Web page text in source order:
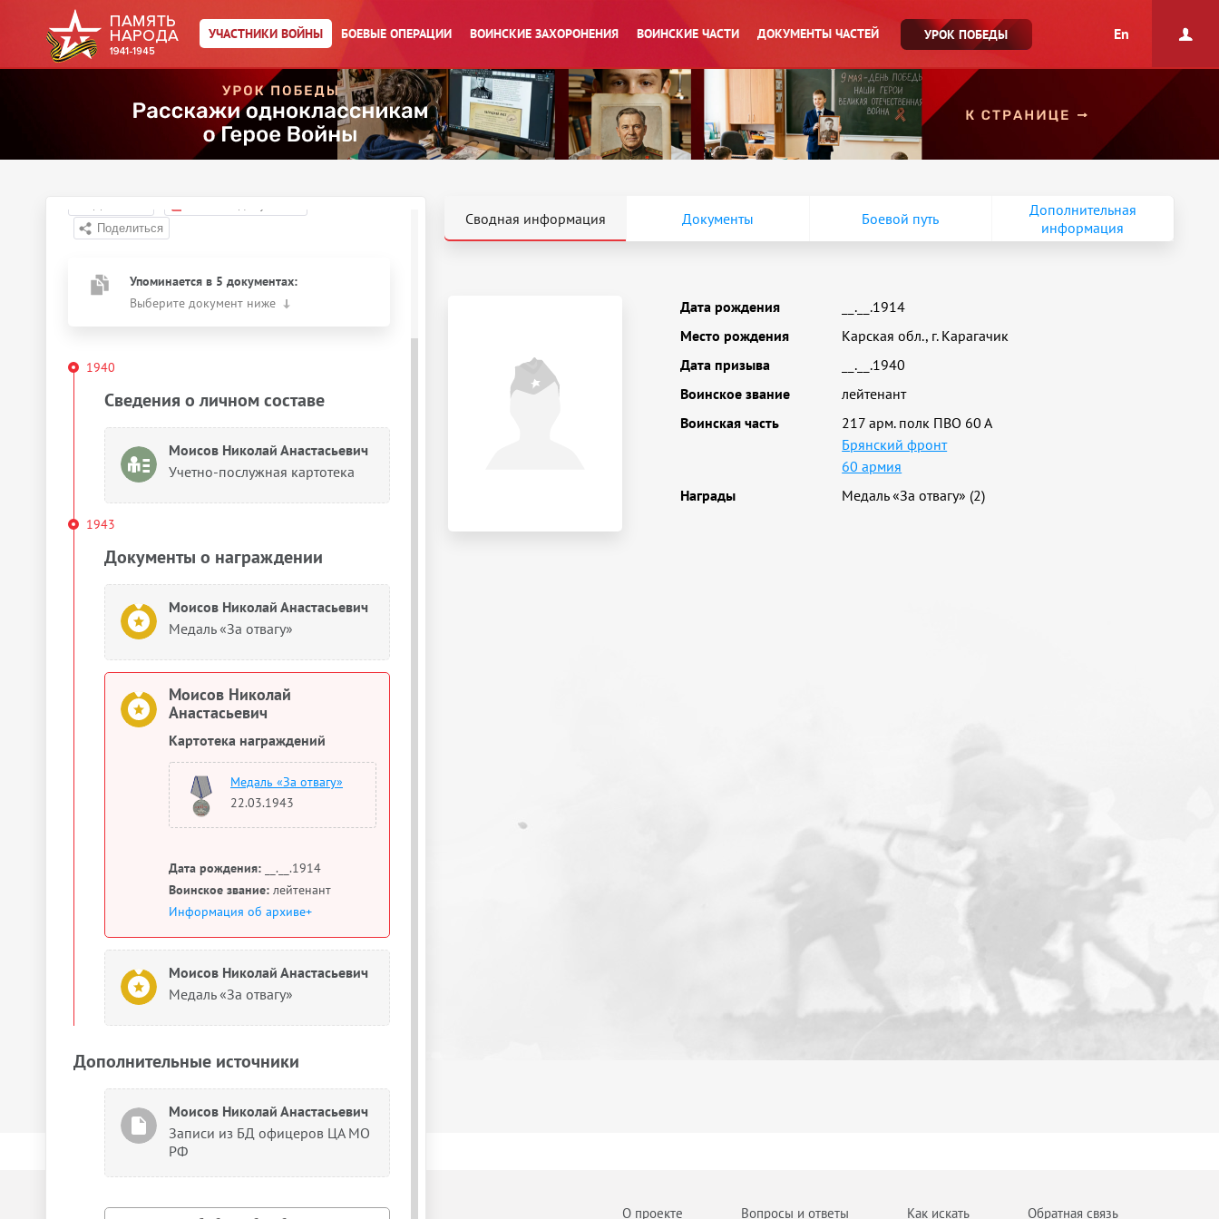
УЧАСТНИКИ ВОЙНЫ БОЕВЫЕ ОПЕРАЦИИ ВОИНСКИЕ ЗАХОРОНЕНИЯ ВОИНСКИЕ ЧАСТИ ДОКУМЕНТЫ ЧАСТЕЙ УРОК ПОБЕДЫ En
Участники войны/
Моисов Николай
Анастасьевич
Упоминается в 5 документах:
Выберите документ ниже
1940
Сведения о личном составе
Моисов Николай Анастасьевич
Учетно-послужная картотека
1943
Документы о награждении
Моисов Николай Анастасьевич
Медаль «За отвагу»
Моисов Николай
Анастасьевич
Картотека награждений
Медаль «За отвагу»
22.03.1943
Дата рождения: __.__.1914
Воинское звание: лейтенант
Информация об архиве+
Моисов Николай Анастасьевич
Медаль «За отвагу»
Дополнительные источники
Моисов Николай Анастасьевич
Записи из БД офицеров ЦА МО
РФ
Сводная информация Документы Боевой путь
Дополнительная
информация
Дата рождения
__.__.1914
Место рождения
Карская обл., г. Карагачик
Дата призыва
__.__.1940
Воинское звание
лейтенант
Воинская часть
217 арм. полк ПВО 60 А
Брянский фронт
60 армия
Награды
Медаль «За отвагу» (2)
О проекте Вопросы и ответы Как искать Обратная связь